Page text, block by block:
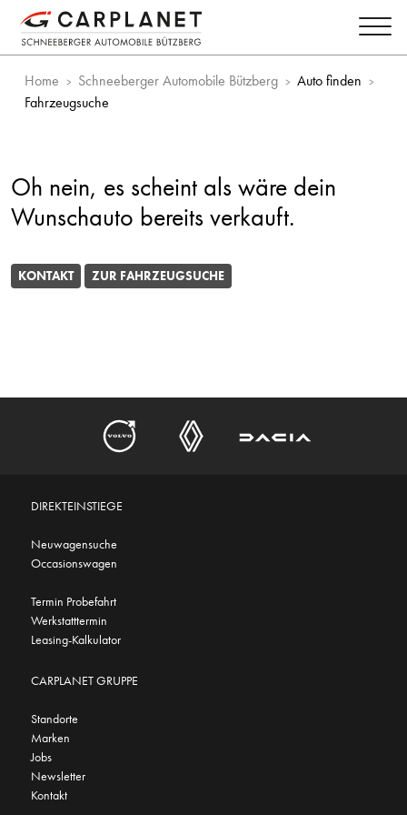
Home Schneeberger Automobile Bützberg
Auto finden
Fahrzeugsuche
Oh nein, es scheint als wäre dein
Wunschauto bereits verkauft.
KONTAKT ZUR FAHRZEUGSUCHE
DIREKTEINSTIEGE
Neuwagensuche
Occasionswagen
Termin Probefahrt
Werkstatttermin
Leasing-Kalkulator
CARPLANET GRUPPE
Standorte
Marken
Jobs
Newsletter
Kontakt